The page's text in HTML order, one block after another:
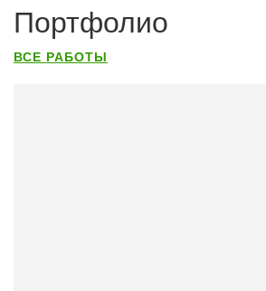
Портфолио
ВСЕ РАБОТЫ